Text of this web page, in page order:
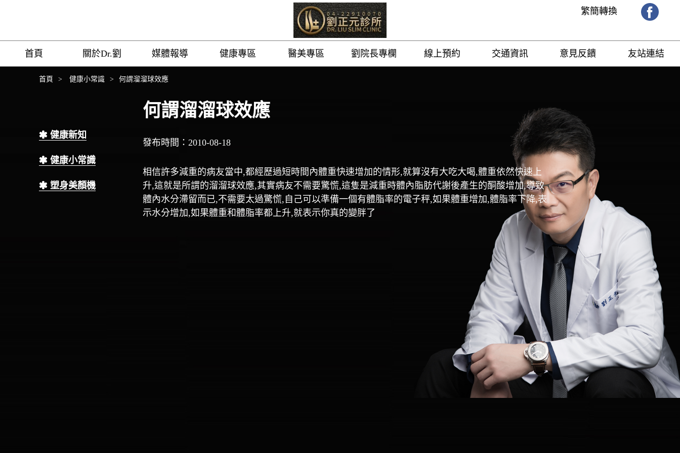
繁簡轉換
首頁 關於Dr.劉 媒體報導 健康專區 醫美專區 劉院長專欄 線上預約 交通資訊 意見反饋 友站連結
首頁 > 健康小常識 > 何謂溜溜球效應
健康新知
健康小常識
塑身美顏機
何謂溜溜球效應
發布時間：2010-08-18
相信許多減重的病友當中,都經歷過短時間內體重快速增加的情形,就算沒有大吃大喝,體重依然快速上
升,這就是所謂的溜溜球效應,其實病友不需要驚慌,這隻是減重時體內脂肪代謝後產生的酮酸增加,導致
體內水分滯留而已,不需要太過驚慌,自己可以準備一個有體脂率的電子秤,如果體重增加,體脂率下降,表
示水分增加,如果體重和體脂率都上升,就表示你真的變胖了